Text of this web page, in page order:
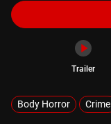
Trailer
Body Horror Crime